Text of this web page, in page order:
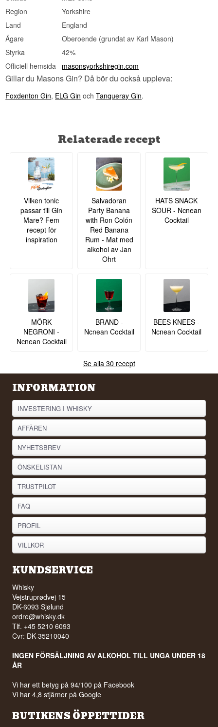
Region
Yorkshire
Land
England
Ägare
Oberoende (grundat av Karl Mason)
Styrka
42%
Officiell hemsida
masonsyorkshiregin.com
Gillar du Masons Gin? Då bör du också uppleva:
Foxdenton Gin, ELG Gin ochTanqueray Gin.
Relaterade recept
Vilken tonic
passar till Gin
Mare? Fem
recept för
inspiration
Salvadoran
Party Banana
with Ron Colón
Red Banana
Rum - Mat med
alkohol av Jan
Ohrt
HATS SNACK
SOUR - Ncnean
Cocktail
MÖRK
NEGRONI -
Ncnean Cocktail
BRAND -
Ncnean Cocktail
BEES KNEES -
Ncnean Cocktail
Se alla 30 recept
INFORMATION
INVESTERING I WHISKY
AFFÄREN
NYHETSBREV
ÖNSKELISTAN
TRUSTPILOT
FAQ
PROFIL
VILLKOR
KUNDSERVICE
Whisky
Vejstruprødvej 15
DK-6093 Sjølund
ordre@whisky.dk
Tlf. +45 5210 6093
Cvr: DK-35210040
INGEN FÖRSÄLJNING AV ALKOHOL TILL UNGA UNDER 18
ÅR
Vi har ett betyg på 94/100 på Facebook
Vi har 4,8 stjärnor på Google
BUTIKENS ÖPPETTIDER